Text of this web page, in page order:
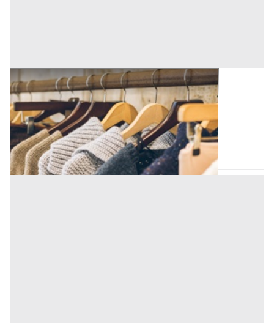
Capi Vestiari all'asta a Padova
Padova (Padova)
Offerta minima
52,50 €
Codice asta:AT713780295
Asta chiusa